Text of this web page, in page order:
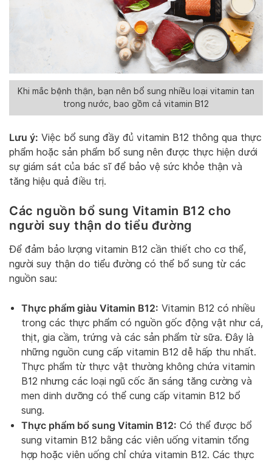
Khi mắc bệnh thận, bạn nên bổ sung nhiều loại vitamin tan
trong nước, bao gồm cả vitamin B12
Lưu ý: Việc bổ sung đầy đủ vitamin B12 thông qua thực
phẩm hoặc sản phẩm bổ sung nên được thực hiện dưới
sự giám sát của bác sĩ để bảo vệ sức khỏe thận và
tăng hiệu quả điều trị.
Các nguồn bổ sung Vitamin B12 cho
người suy thận do tiểu đường
Để đảm bảo lượng vitamin B12 cần thiết cho cơ thể,
người suy thận do tiểu đường có thể bổ sung từ các
nguồn sau:
Thực phẩm giàu Vitamin B12: Vitamin B12 có nhiều
trong các thực phẩm có nguồn gốc động vật như cá,
thịt, gia cầm, trứng và các sản phẩm từ sữa. Đây là
những nguồn cung cấp vitamin B12 dễ hấp thu nhất.
Thực phẩm từ thực vật thường không chứa vitamin
B12 nhưng các loại ngũ cốc ăn sáng tăng cường và
men dinh dưỡng có thể cung cấp vitamin B12 bổ
sung.
Thực phẩm bổ sung Vitamin B12: Có thể được bổ
sung vitamin B12 bằng các viên uống vitamin tổng
hợp hoặc viên uống chỉ chứa vitamin B12. Các thực